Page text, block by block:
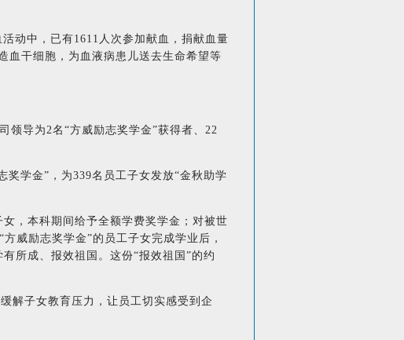
动中，已有1611人次参加献血，捐献血量
血干细胞，为血液病患儿送去生命希望等
领导为2名“方威励志奖学金”获得者、22
学金”，为339名员工子女发放“金秋助学
，本科期间给予全额学费奖学金；对被世
威励志奖学金”的员工子女完成学业后，
所成、报效祖国。这份“报效祖国”的约
解子女教育压力，让员工切实感受到企